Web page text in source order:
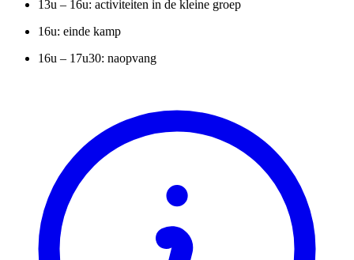
13u – 16u: activiteiten in de kleine groep
16u: einde kamp
16u – 17u30: naopvang